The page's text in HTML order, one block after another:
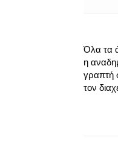
Όλα τα
η
γραπτή
τον